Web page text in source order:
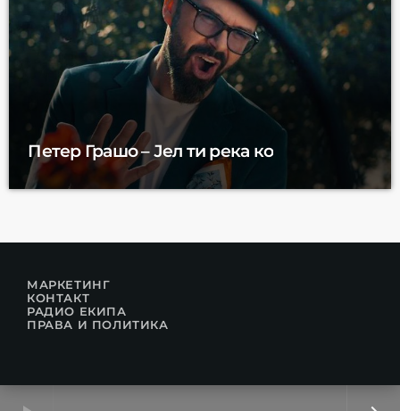
Петер Грашо – Јел ти река ко
МАРКЕТИНГ
КОНТАКТ
РАДИО ЕКИПА
ПРАВА И ПОЛИТИКА